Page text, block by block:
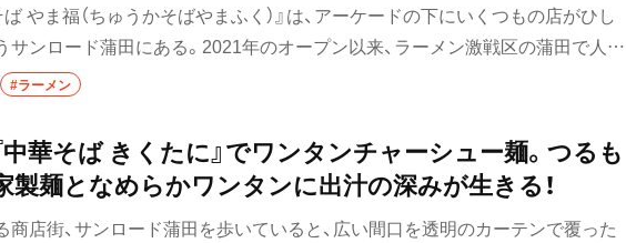
ば やま福（ちゅうかそばやまふく）』は、アーケードの下にいくつもの店がひし
サンロード蒲田にある。2021年のオープン以来、ラーメン激戦区の蒲田で人気
た。鶏と貝でとった透き通ったスープの中華そばと、濃厚な鶏白湯を使った濃
の洋風バルでまかないとして出されたものだった。
#ラーメン
中華そば きくたに』でワンタンチャーシュー麺。つるも
製麺となめらかワンタンに出汁の深みが生きる！
商店街、サンロード蒲田を歩いていると、広い間口を透明のカーテンで覆った